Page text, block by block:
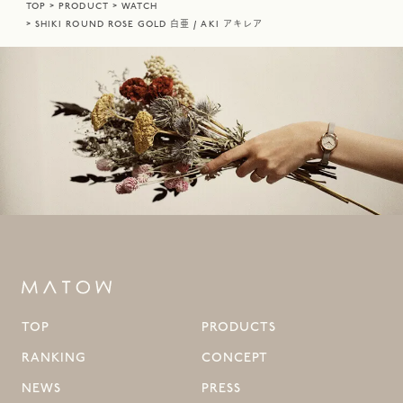
TOP PRODUCT
WATCH
SHIKI ROUND ROSE GOLD 白亜 / AKI アキレア
TOP
PRODUCTS
RANKING
CONCEPT
NEWS
PRESS